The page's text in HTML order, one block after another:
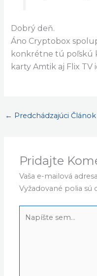
Dobrý deň.
Áno Cryptobox
konkrétne tú poľskú
karty Amtik aj Flix
← Predchádzajúci Článok
Pridajte
Vaša e-mailová
Vyžadované polia sú
sem...